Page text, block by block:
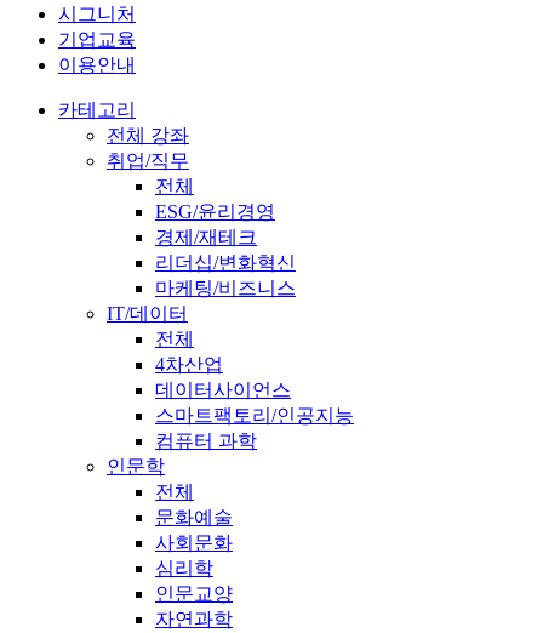
시그니처
기업교육
이용안내
카테고리
전체 강좌
취업/직무
전체
ESG/윤리경영
경제/재테크
리더십/변화혁신
마케팅/비즈니스
IT/데이터
전체
4차산업
데이터사이언스
스마트팩토리/인공지능
컴퓨터 과학
인문학
전체
문화예술
사회문화
심리학
인문교양
자연과학